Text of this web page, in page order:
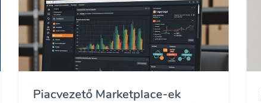
Piacvezető Marketplace-ek